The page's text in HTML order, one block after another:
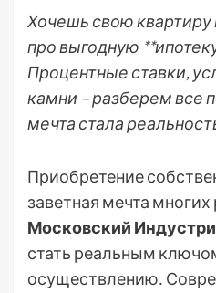
Хочешь свою квартиру
про выгодную
Процентные ставки,
камни – разберем все
мечта стала
Приобретение
заветная мечта многих
Московский
стать реальным
осуществлению․